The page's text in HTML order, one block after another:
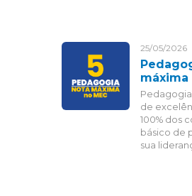
25/05/2026
máxima
Pedagogia
de
100% dos
básico de
sua